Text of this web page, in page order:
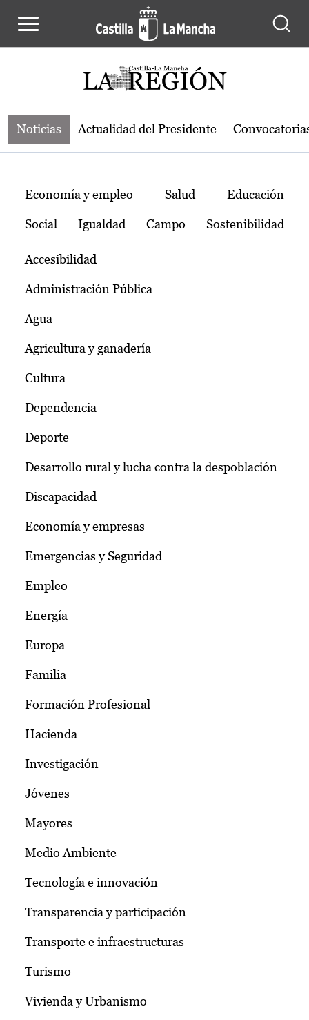
Noticias de la región de Castilla-La
Noticias Actualidad del Presidente
Temas
Economía y empleo Salud Educación
Social Igualdad Campo Sostenibilidad
Accesibilidad
Administración Pública
Agua
Agricultura y ganadería
Cultura
Dependencia
Deporte
Desarrollo rural y lucha contra la despoblación
Discapacidad
Economía y empresas
Emergencias y Seguridad
Empleo
Energía
Europa
Familia
Formación Profesional
Hacienda
Investigación
Jóvenes
Mayores
Medio Ambiente
Tecnología e innovación
Transparencia y participación
Transporte e infraestructuras
Turismo
Vivienda y Urbanismo